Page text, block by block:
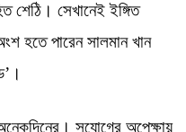
শেঠি। সেখানেই ইঙ্গিত
হতে পারেন সালমান খান
সুযোগের অপেক্ষায়